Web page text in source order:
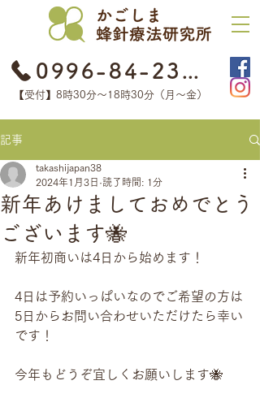
0996-84-2368
【受付】8時30分​〜18時30分（月〜金）
記事
新年あけましておめでとう
ございます🐝
takashijapan38
2024年1月3日 読了時間: 1分
新年初商いは4日から始めます！
4日は予約いっぱいなのでご希望の方は
5日からお問い合わせいただけたら幸い
です！
今年もどうぞ宜しくお願いします🐝